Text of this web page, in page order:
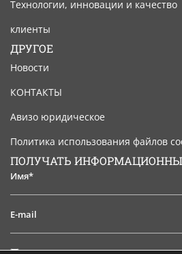
Технологии, инновации и качество
клиенты
ДРУГОЕ
Новости
КОНТАКТЫ
Авизо юридическое
Политика использования файлов
ПОЛУЧАТЬ
Имя*
E-
Я